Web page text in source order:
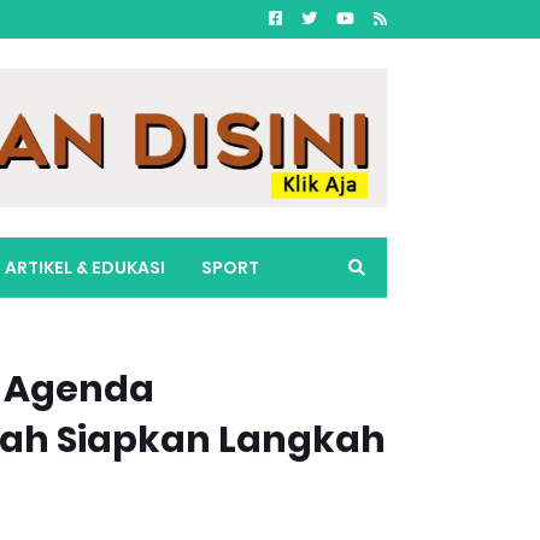
ARTIKEL & EDUKASI SPORT
Siapkan Langkah